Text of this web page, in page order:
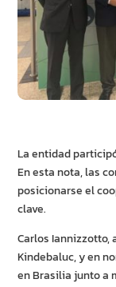
La entidad
En esta nota, las
posicionarse el
clave.
Carlos Iannizzotto,
Kindebaluc, y en
en Brasilia junto a